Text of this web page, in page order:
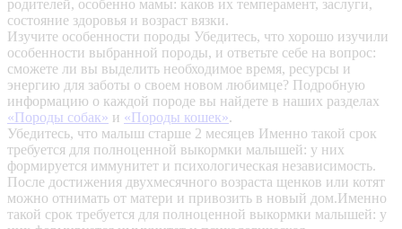
родителей, особенно мамы: каков их темперамент, заслуги,
состояние здоровья и возраст вязки.
Изучите особенности породы Убедитесь, что хорошо изучили
особенности выбранной породы, и ответьте себе на вопрос:
сможете ли вы выделить необходимое время, ресурсы и
энергию для заботы о своем новом любимце? Подробную
информацию о каждой породе вы найдете в наших разделах
«Породы собак» и «Породы кошек».
Убедитесь, что малыш старше 2 месяцев Именно такой срок
требуется для полноценной выкормки малышей: у них
формируется иммунитет и психологическая независимость.
После достижения двухмесячного возраста щенков или котят
можно отнимать от матери и привозить в новый дом.Именно
такой срок требуется для полноценной выкормки малышей: у